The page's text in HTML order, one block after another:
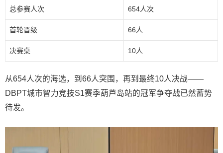
总参赛人次 654人次
首轮晋级 66人
决赛桌 10人
从654人次的海选，到66人突围，再到最终10人决战——
DBPT城市智力竞技S1赛季葫芦岛站的冠军争夺战已然蓄势
待发。